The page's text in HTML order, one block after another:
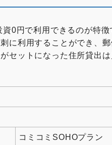
0円で利用できるのが特徴
に利用することができ、
セットになった住所貸出
コミコミSOHOプラン